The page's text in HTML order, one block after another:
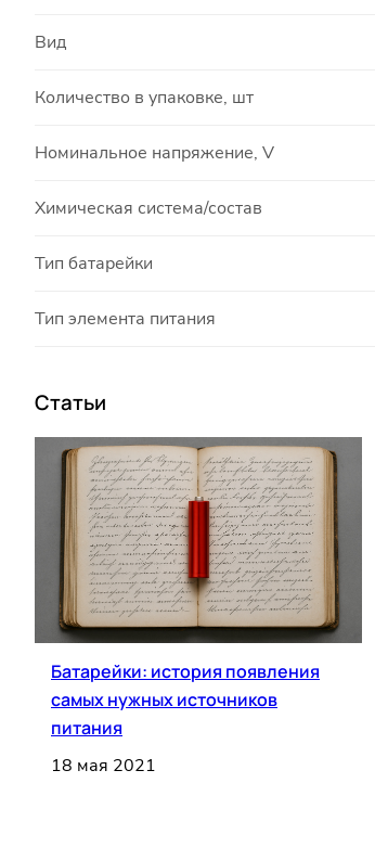
Вид
Количество в упаковке, шт
Номинальное напряжение, V
Химическая система/состав
Тип батарейки
Тип элемента питания
Статьи
Батарейки: история появления
самых нужных источников
питания
18 мая 2021